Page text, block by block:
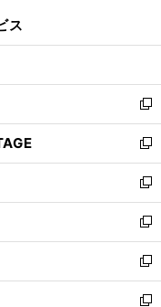
開
ン
ウ
で
開
く
ウ
ン
ド
ウ
で
開
く
ス
新
し
い
ウ
ィ
ン
ド
ウ
で
開
く
新
し
い
ウ
ィ
ン
ド
ウ
で
新
し
い
ウ
ィ
ン
ド
新
し
い
ウ
ィ
新
し
い